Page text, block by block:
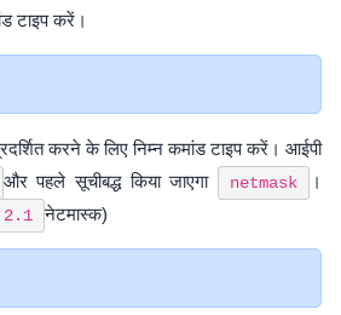
टाइप करें।
करने के लिए निम्न कमांड टाइप करें। आईपी
और पहले सूचीबद्ध किया जाएगा netmask
।
नेटमास्क)